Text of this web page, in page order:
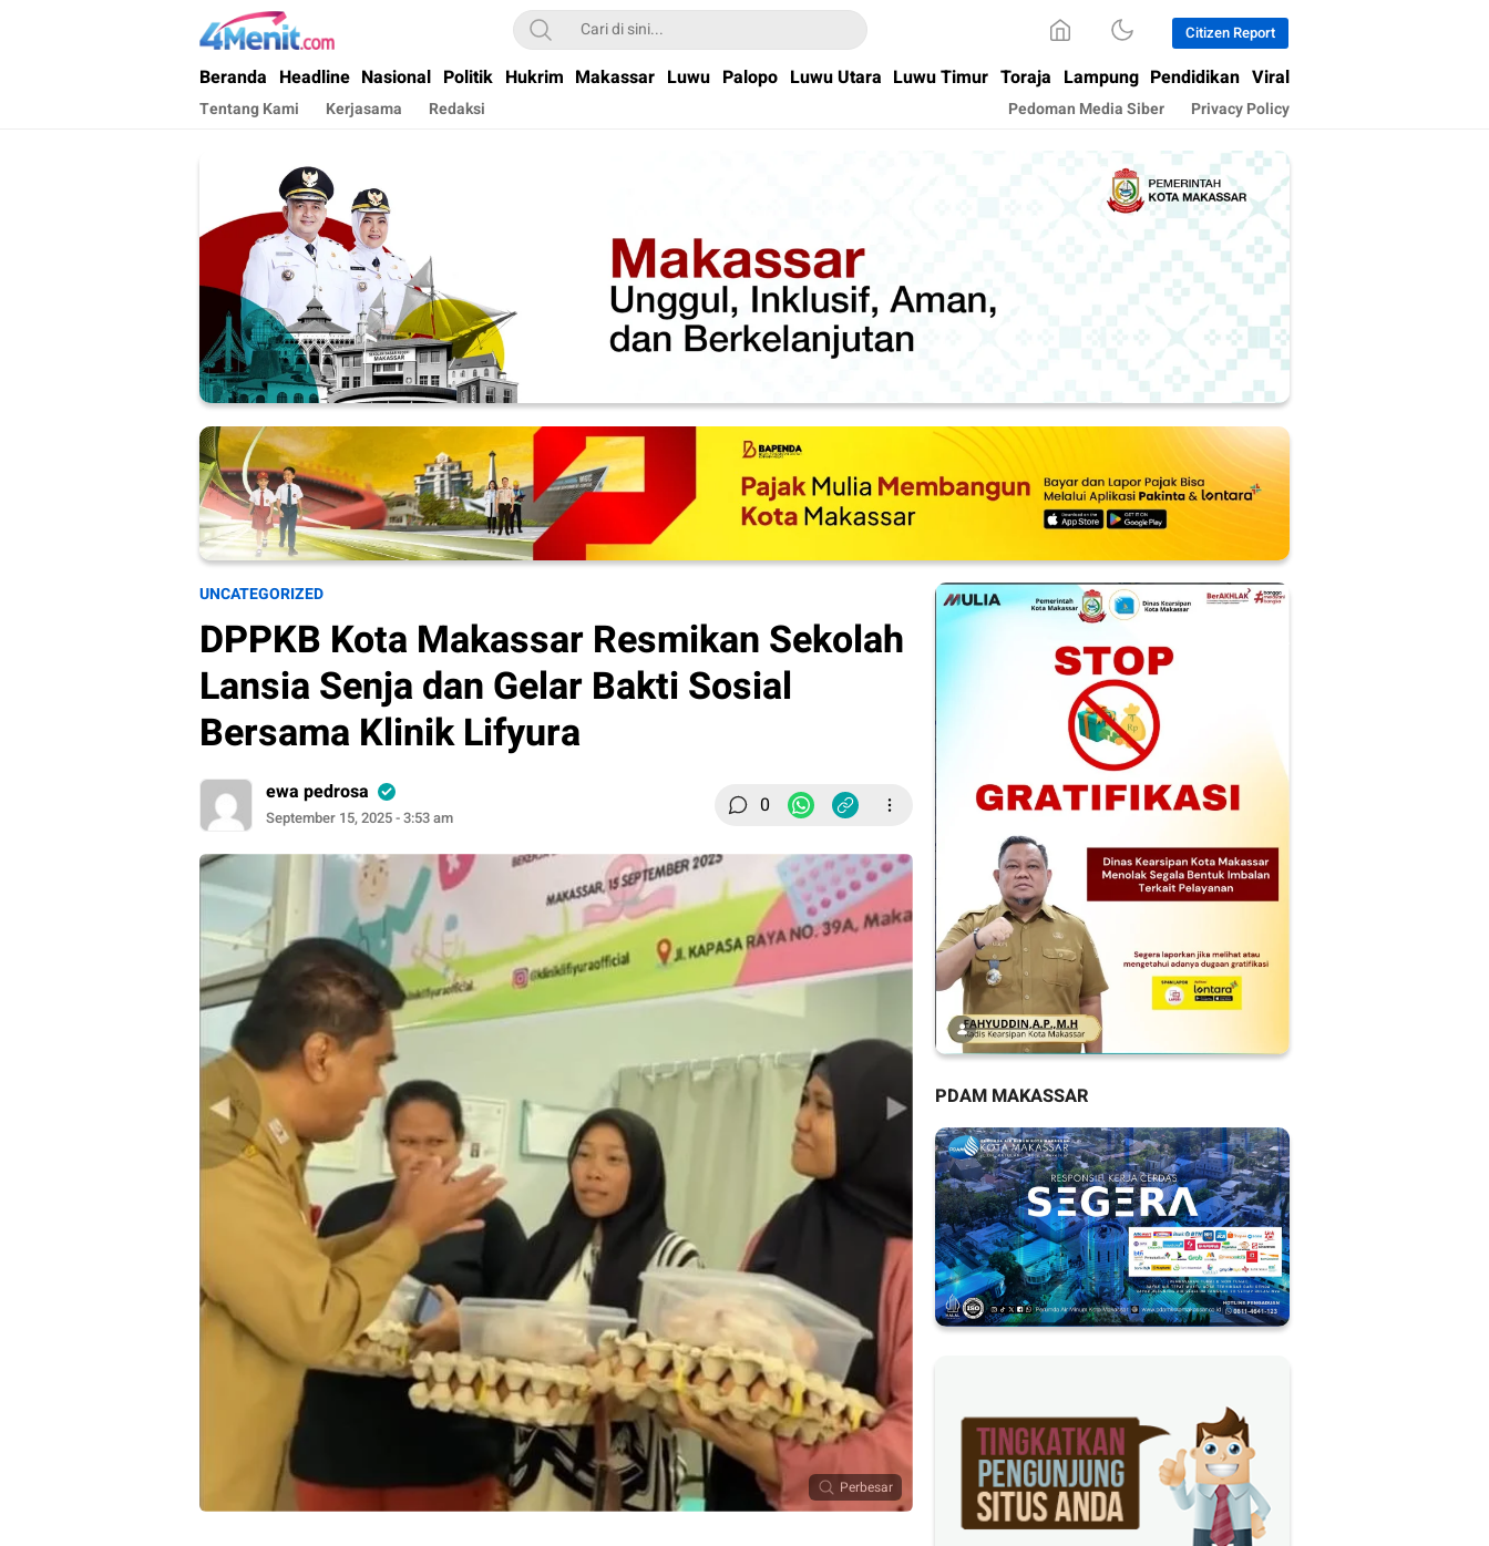
4menit.com
Mengungkap Kisah, Setiap Hari
Citizen Report
Beranda Headline Nasional Politik Hukrim Makassar Luwu Palopo Luwu Utara Luwu Timur Toraja Lampung Pendidikan Viral
Tentang Kami Kerjasama Redaksi Pedoman Media Siber Privacy Policy
UNCATEGORIZED
DPPKB Kota Makassar Resmikan Sekolah
Lansia Senja dan Gelar Bakti Sosial
Bersama Klinik Lifyura
ewa pedrosa
September 15, 2025 - 3:53 am 0
Perbesar
PDAM MAKASSAR